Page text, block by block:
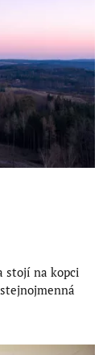
stojí na kopci